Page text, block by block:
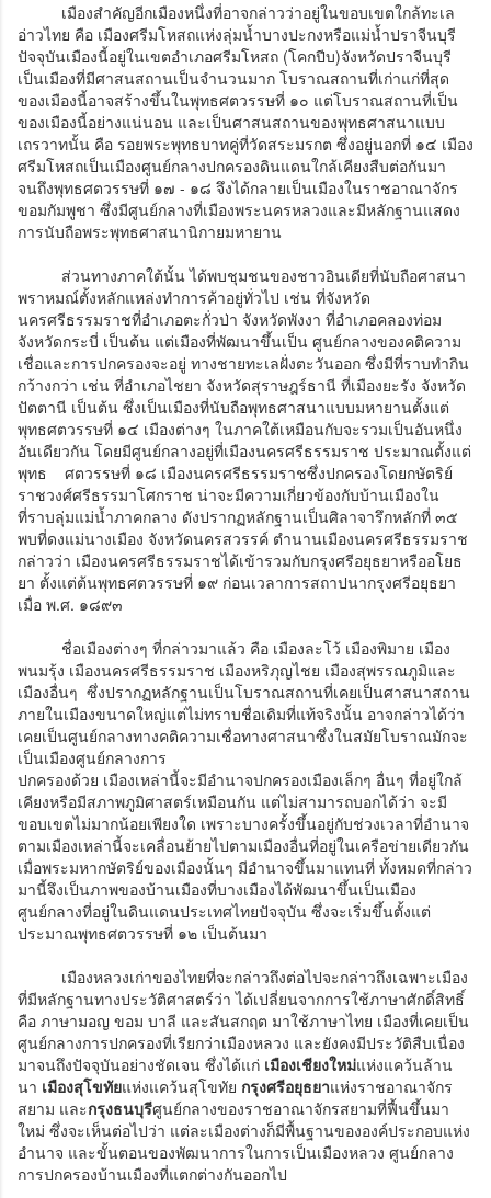
เมืองสำคัญอีกเมืองหนึ่งที่อาจกล่าวว่าอยู่ในขอบเขตใกล้ทะเล
อ่าวไทย คือ เมืองศรีมโหสถแห่งลุ่มน้ำบางปะกงหรือแม่น้ำปราจีนบุรี
ปัจจุบันเมืองนี้อยู่ในเขตอำเภอศรีมโหสถ (โคกปีบ)จังหวัดปราจีนบุรี
เป็นเมืองที่มีศาสนสถานเป็นจำนวนมาก โบราณสถานที่เก่าแก่ที่สุด
ของเมืองนี้อาจสร้างขึ้นในพุทธศตวรรษที่ ๑๐ แต่โบราณสถานที่เป็น
ของเมืองนี้อย่างแน่นอน และเป็นศาสนสถานของพุทธศาสนาแบบ
เถรวาทนั้น คือ รอยพระพุทธบาทคู่ที่วัดสระมรกต ซึ่งอยู่นอกที่ ๑๔ เมือง
ศรีมโหสถเป็นเมืองศูนย์กลางปกครองดินแดนใกล้เคียงสืบต่อกันมา
จนถึงพุทธศตวรรษที่ ๑๗ - ๑๘ จึงได้กลายเป็นเมืองในราชอาณาจักร
ขอมกัมพูชา ซึ่งมีศูนย์กลางที่เมืองพระนครหลวงและมีหลักฐานแสดง
การนับถือพระพุทธศาสนานิกายมหายาน
ส่วนทางภาคใต้นั้น ได้พบชุมชนของชาวอินเดียที่นับถือศาสนา
พราหมณ์ตั้งหลักแหล่งทำการค้าอยู่ทั่วไป เช่น ที่จังหวัด
นครศรีธรรมราชที่อำเภอตะกั่วป่า จังหวัดพังงา ที่อำเภอคลองท่อม
จังหวัดกระบี่ เป็นต้น แต่เมืองที่พัฒนาขึ้นเป็น ศูนย์กลางของคติความ
เชื่อและการปกครองจะอยู่ ทางชายทะเลฝั่งตะวันออก ซึ่งมีที่ราบทำกิน
กว้างกว่า เช่น ที่อำเภอไชยา จังหวัดสุราษฎร์ธานี ที่เมืองยะรัง จังหวัด
ปัตตานี เป็นต้น ซึ่งเป็นเมืองที่นับถือพุทธศาสนาแบบมหายานตั้งแต่
พุทธศตวรรษที่ ๑๔ เมืองต่างๆ ในภาคใต้เหมือนกับจะรวมเป็นอันหนึ่ง
อันเดียวกัน โดยมีศูนย์กลางอยู่ที่เมืองนครศรีธรรมราช ประมาณตั้งแต่
พุทธ ศตวรรษที่ ๑๘ เมืองนครศรีธรรมราชซึ่งปกครองโดยกษัตริย์
ราชวงศ์ศรีธรรมาโศกราช น่าจะมีความเกี่ยวข้องกับบ้านเมืองใน
ที่ราบลุ่มแม่น้ำภาคกลาง ดังปรากฏหลักฐานเป็นศิลาจารึกหลักที่ ๓๕
พบที่ดงแม่นางเมือง จังหวัดนครสวรรค์ ตำนานเมืองนครศรีธรรมราช
กล่าวว่า เมืองนครศรีธรรมราชได้เข้ารวมกับกรุงศรีอยุธยาหรืออโยธ
ยา ตั้งแต่ต้นพุทธศตวรรษที่ ๑๙ ก่อนเวลาการสถาปนากรุงศรีอยุธยา
เมื่อ พ.ศ. ๑๘๙๓
ชื่อเมืองต่างๆ ที่กล่าวมาแล้ว คือ เมืองละโว้ เมืองพิมาย เมือง
พนมรุ้ง เมืองนครศรีธรรมราช เมืองหริภุญไชย เมืองสุพรรณภูมิและ
เมืองอื่นๆ ซึ่งปรากฏหลักฐานเป็นโบราณสถานที่เคยเป็นศาสนาสถาน
ภายในเมืองขนาดใหญ่แต่ไม่ทราบชื่อเดิมที่แท้จริงนั้น อาจกล่าวได้ว่า
เคยเป็นศูนย์กลางทางคติความเชื่อทางศาสนาซึ่งในสมัยโบราณมักจะ
เป็นเมืองศูนย์กลางการ
ปกครองด้วย เมืองเหล่านี้จะมีอำนาจปกครองเมืองเล็กๆ อื่นๆ ที่อยู่ใกล้
เคียงหรือมีสภาพภูมิศาสตร์เหมือนกัน แต่ไม่สามารถบอกได้ว่า จะมี
ขอบเขตไม่มากน้อยเพียงใด เพราะบางครั้งขึ้นอยู่กับช่วงเวลาที่อำนาจ
ตามเมืองเหล่านี้จะเคลื่อนย้ายไปตามเมืองอื่นที่อยู่ในเครือข่ายเดียวกัน
เมื่อพระมหากษัตริย์ของเมืองนั้นๆ มีอำนาจขึ้นมาแทนที่ ทั้งหมดที่กล่าว
มานี้จึงเป็นภาพของบ้านเมืองที่บางเมืองได้พัฒนาขึ้นเป็นเมือง
ศูนย์กลางที่อยู่ในดินแดนประเทศไทยปัจจุบัน ซึ่งจะเริ่มขึ้นตั้งแต่
ประมาณพุทธศตวรรษที่ ๑๒ เป็นต้นมา
เมืองหลวงเก่าของไทยที่จะกล่าวถึงต่อไปจะกล่าวถึงเฉพาะเมือง
ที่มีหลักฐานทางประวัติศาสตร์ว่า ได้เปลี่ยนจากการใช้ภาษาศักดิ์สิทธิ์
คือ ภาษามอญ ขอม บาลี และสันสกฤต มาใช้ภาษาไทย เมืองที่เคยเป็น
ศูนย์กลางการปกครองที่เรียกว่าเมืองหลวง และยังคงมีประวัติสืบเนื่อง
มาจนถึงปัจจุบันอย่างชัดเจน ซึ่งได้แก่ เมืองเชียงใหม่แห่งแคว้นล้าน
นา เมืองสุโขทัยแห่งแคว้นสุโขทัย กรุงศรีอยุธยาแห่งราชอาณาจักร
สยาม และกรุงธนบุรีศูนย์กลางของราชอาณาจักรสยามที่ฟื้นขึ้นมา
ใหม่ ซึ่งจะเห็นต่อไปว่า แต่ละเมืองต่างก็มีพื้นฐานขององค์ประกอบแห่ง
อำนาจ และขั้นตอนของพัฒนาการในการเป็นเมืองหลวง ศูนย์กลาง
การปกครองบ้านเมืองที่แตกต่างกันออกไป